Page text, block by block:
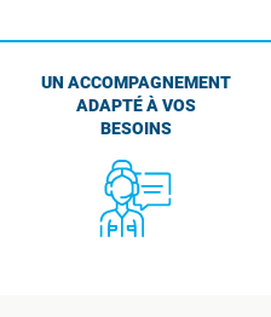
UN ACCOMPAGNEMENT
ADAPTÉ À VOS
BESOINS